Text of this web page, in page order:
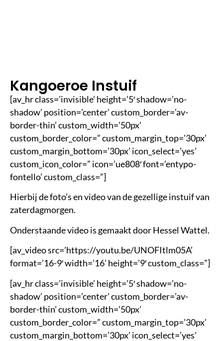
Kangoeroe Instuif
[av_hr class=’invisible’ height=’5′ shadow=’no-
shadow’ position=’center’ custom_border=’av-
border-thin’ custom_width=’50px’
custom_border_color=” custom_margin_top=’30px’
custom_margin_bottom=’30px’ icon_select=’yes’
custom_icon_color=” icon=’ue808′ font=’entypo-
fontello’ custom_class=”]
Hierbij de foto’s en video van de gezellige instuif van
zaterdagmorgen.
Onderstaande video is gemaakt door Hessel Wattel.
[av_video src=’https://youtu.be/UNOFItlm05A’
format=’16-9′ width=’16’ height=’9′ custom_class=”]
[av_hr class=’invisible’ height=’5′ shadow=’no-
shadow’ position=’center’ custom_border=’av-
border-thin’ custom_width=’50px’
custom_border_color=” custom_margin_top=’30px’
custom_margin_bottom=’30px’ icon_select=’yes’